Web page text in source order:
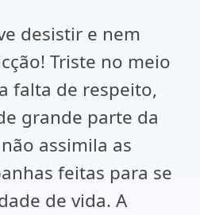
desistir e nem
Triste no meio
falta de respeito,
grande parte da
assimila as
feitas para se
de vida. A